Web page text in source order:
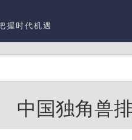
握时代机遇
中国独角兽